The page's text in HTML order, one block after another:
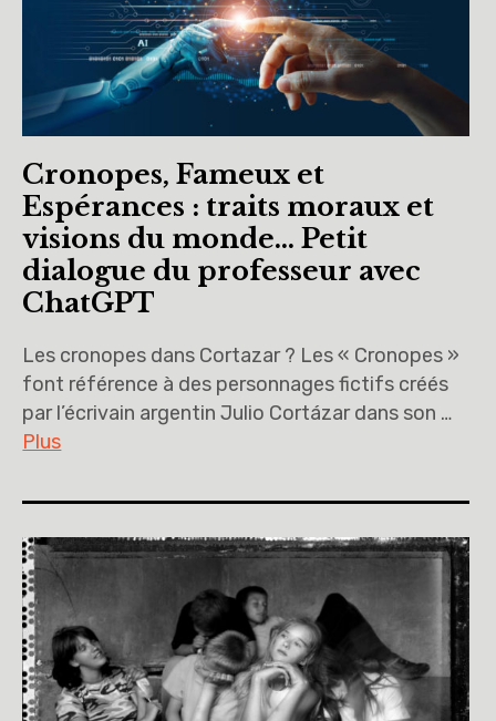
Cronopes, Fameux et
Espérances : traits moraux et
visions du monde… Petit
dialogue du professeur avec
ChatGPT
Les cronopes dans Cortazar ? Les « Cronopes »
font référence à des personnages fictifs créés
par l’écrivain argentin Julio Cortázar dans son …
Plus